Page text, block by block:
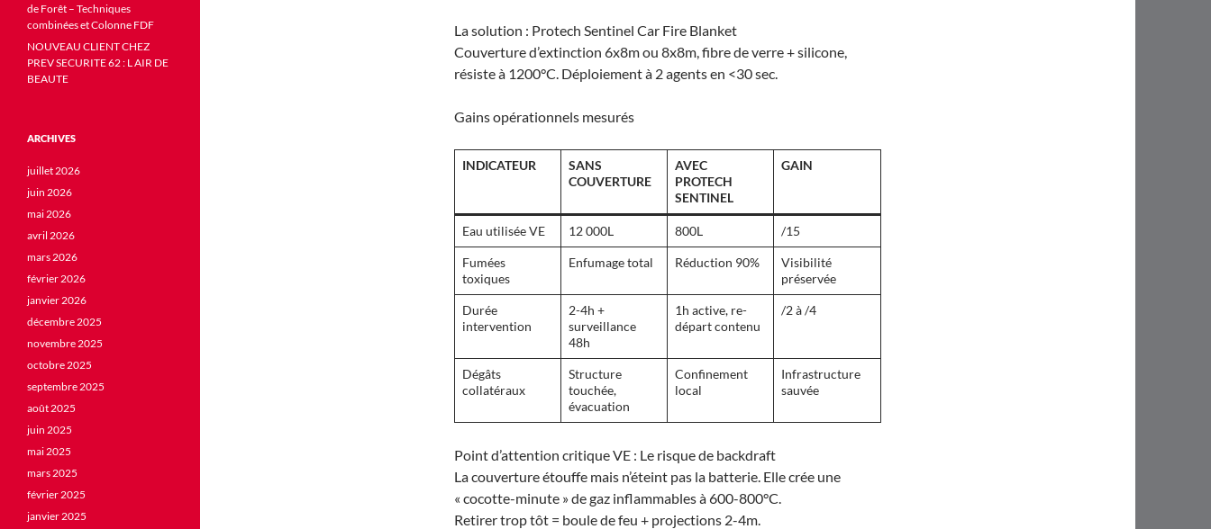
La solution : Protech Sentinel Car Fire Blanket
Couverture d’extinction 6x8m ou 8x8m, fibre de verre + silicone,
résiste à 1200°C. Déploiement à 2 agents en <30 sec.
Gains opérationnels mesurés
INDICATEUR
SANS
COUVERTURE
AVEC
PROTECH
SENTINEL
GAIN
Eau utilisée VE 12 000L 800L /15
Fumées
toxiques
Enfumage total Réduction 90%
Visibilité
préservée
Durée
intervention
2-4h +
surveillance
48h
1h active, re-
départ contenu
/2 à /4
Dégâts
collatéraux
Structure
touchée,
évacuation
Confinement
local
Infrastructure
sauvée
Point d’attention critique VE : Le risque de backdraft
La couverture étouffe mais n’éteint pas la batterie. Elle crée une
« cocotte-minute » de gaz inflammables à 600-800°C.
Retirer trop tôt = boule de feu + projections 2-4m.
de Forêt – Techniques
combinées et Colonne FDF
NOUVEAU CLIENT CHEZ
PREV SECURITE 62 : L AIR DE
BEAUTE
ARCHIVES
juillet 2026
juin 2026
mai 2026
avril 2026
mars 2026
février 2026
janvier 2026
décembre 2025
novembre 2025
octobre 2025
septembre 2025
août 2025
juin 2025
mai 2025
mars 2025
février 2025
janvier 2025